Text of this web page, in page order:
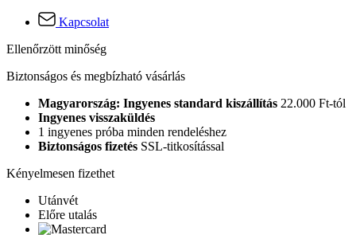
Kapcsolat
Ellenőrzött minőség
Biztonságos és megbízható vásárlás
Magyarország: Ingyenes standard kiszállítás 22.000 Ft-tól
Ingyenes visszaküldés
1 ingyenes próba minden rendeléshez
Biztonságos fizetés SSL-titkosítással
Kényelmesen fizethet
Utánvét
Előre utalás